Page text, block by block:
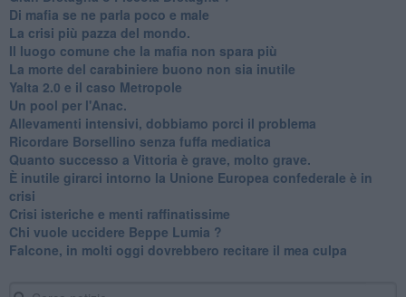
Di mafia se ne parla poco e male
La crisi più pazza del mondo.
Il luogo comune che la mafia non spara più
La morte del carabiniere buono non sia inutile
Yalta 2.0 e il caso Metropole
​Un pool per l'Anac.
Allevamenti intensivi, dobbiamo porci il problema
Ricordare Borsellino senza fuffa mediatica
​Quanto successo a Vittoria è grave, molto grave.
​È inutile girarci intorno la Unione Europea confederale è in
crisi
Crisi isteriche e menti raffinatissime
Chi vuole uccidere Beppe Lumia ?
Falcone, in molti oggi dovrebbero recitare il mea culpa